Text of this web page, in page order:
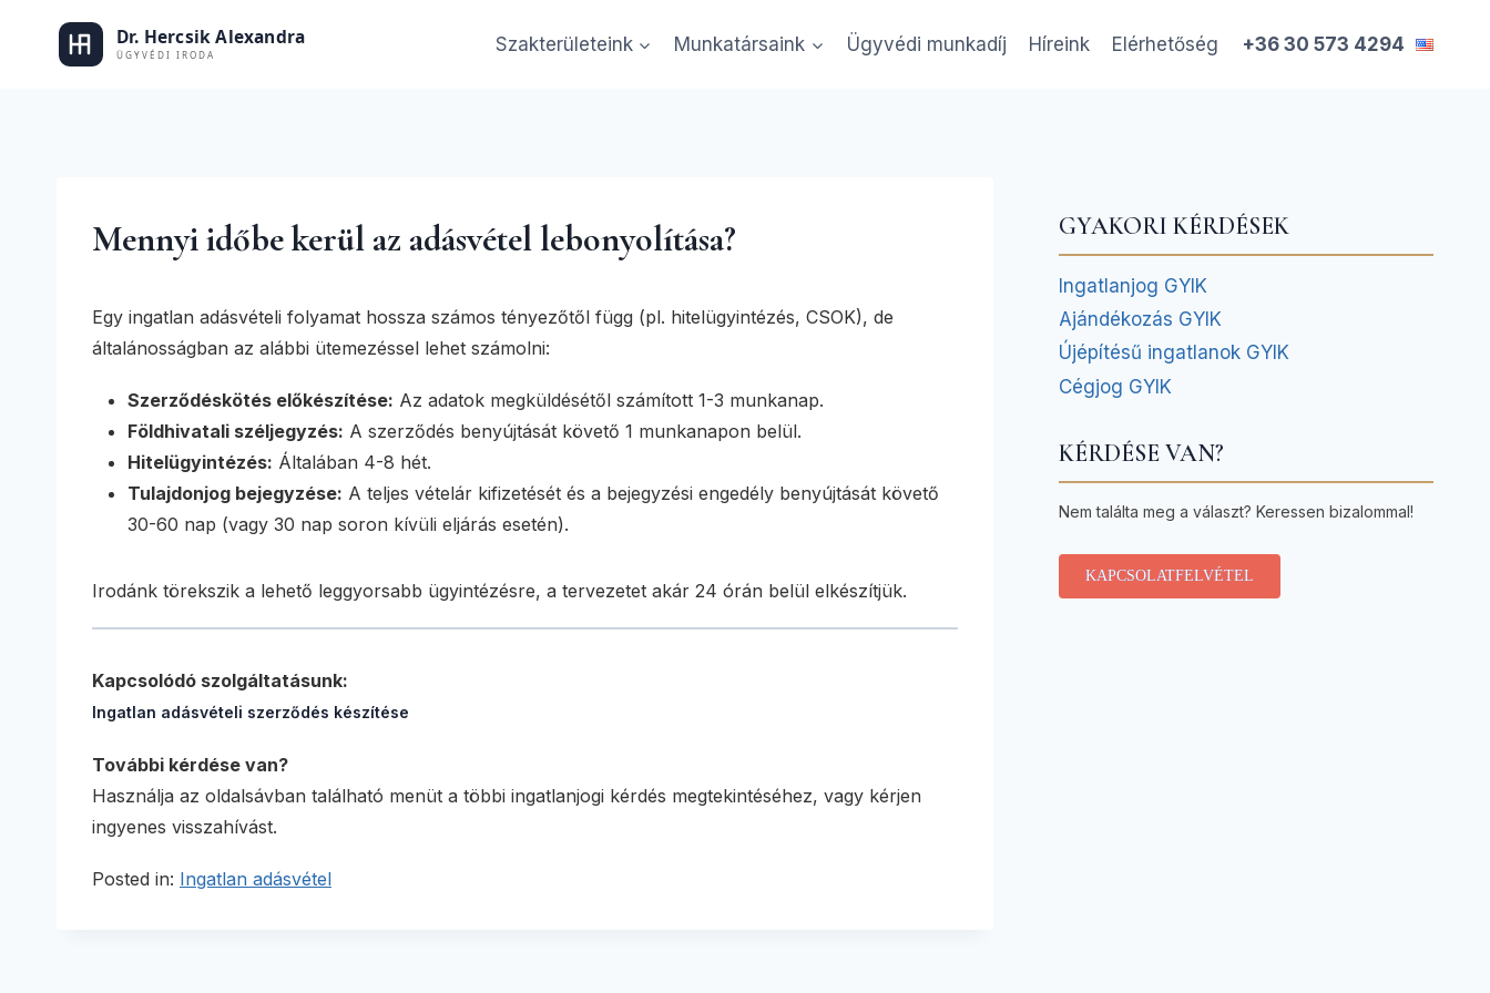
content
Dr. Hercsik Alexandra Ügyvédi Iroda Budapest
Szakterületeink Munkatársaink Ügyvédi munkadíj Híreink Elérhetőség +36 30 573 4294
Mennyi időbe kerül az adásvétel lebonyolítása?
Egy ingatlan adásvételi folyamat hossza számos tényezőtől függ (pl. hitelügyintézés, CSOK), de
általánosságban az alábbi ütemezéssel lehet számolni:
Szerződéskötés előkészítése: Az adatok megküldésétől számított 1-3 munkanap.
Földhivatali széljegyzés: A szerződés benyújtását követő 1 munkanapon belül.
Hitelügyintézés: Általában 4-8 hét.
Tulajdonjog bejegyzése: A teljes vételár kifizetését és a bejegyzési engedély benyújtását követő
30-60 nap (vagy 30 nap soron kívüli eljárás esetén).
Irodánk törekszik a lehető leggyorsabb ügyintézésre, a tervezetet akár 24 órán belül elkészítjük.
Kapcsolódó szolgáltatásunk:
Ingatlan adásvételi szerződés készítése
További kérdése van?
Használja az oldalsávban található menüt a többi ingatlanjogi kérdés megtekintéséhez, vagy kérjen
ingyenes visszahívást.
Posted in: Ingatlan adásvétel
GYAKORI KÉRDÉSEK
Ingatlanjog GYIK
Ajándékozás GYIK
Újépítésű ingatlanok GYIK
Cégjog GYIK
KÉRDÉSE VAN?
Nem találta meg a választ? Keressen bizalommal!
KAPCSOLATFELVÉTEL